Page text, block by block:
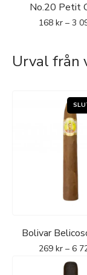
No.20 Petit
168 kr – 3
Urval från
Bolivar
269 kr – 6